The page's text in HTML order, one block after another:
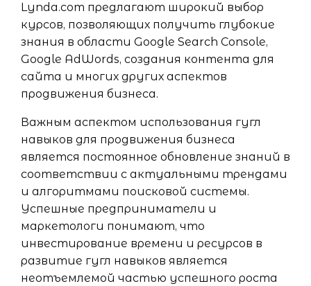
Lynda.com предлагают широкий выбор
курсов, позволяющих получить глубокие
знания в области Google Search Console,
Google AdWords, создания контента для
сайта и многих других аспектов
продвижения бизнеса.
Важным аспектом использования гугл
навыков для продвижения бизнеса
является постоянное обновление знаний в
соответствии с актуальными трендами
и алгоритмами поисковой системы.
Успешные предприниматели и
маркетологи понимают, что
инвестирование времени и ресурсов в
развитие гугл навыков является
неотъемлемой частью успешного роста